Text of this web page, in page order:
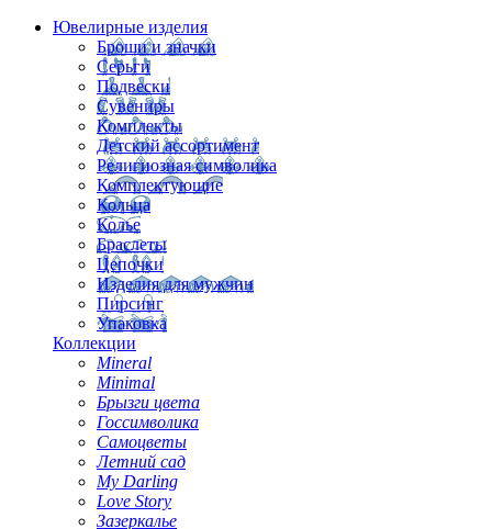
Ювелирные изделия
Броши и значки
Серьги
Подвески
Сувениры
Комплекты
Детский ассортимент
Религиозная символика
Комплектующие
Кольца
Колье
Браслеты
Цепочки
Изделия для мужчин
Пирсинг
Упаковка
Коллекции
Mineral
Minimal
Брызги цвета
Госсимволика
Самоцветы
Летний сад
My Darling
Love Story
Зазеркалье